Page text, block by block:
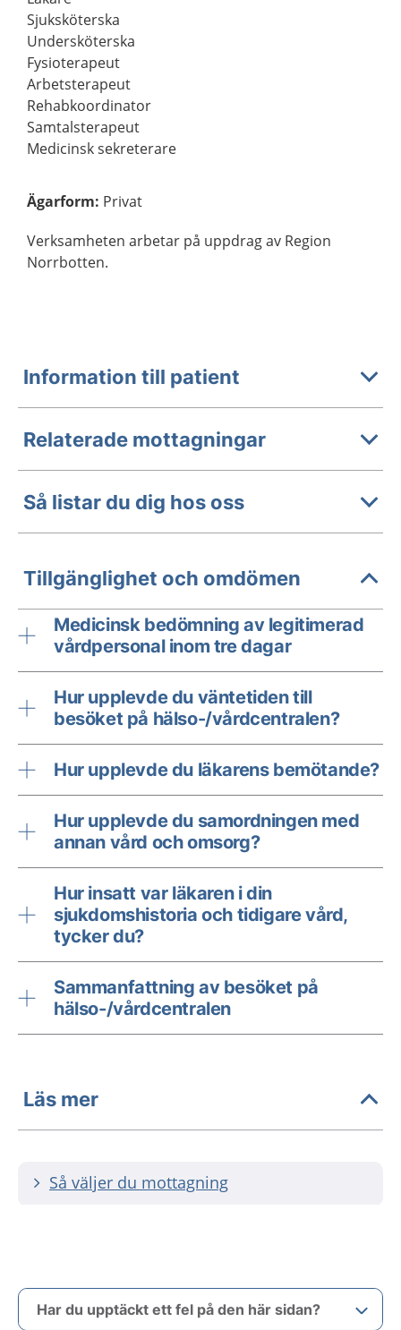
Sjuksköterska
Undersköterska
Fysioterapeut
Arbetsterapeut
Rehabkoordinator
Samtalsterapeut
Medicinsk sekreterare
Ägarform: Privat
Verksamheten arbetar på uppdrag av Region
Norrbotten.
Information till patient
Relaterade mottagningar
Så listar du dig hos oss
Tillgänglighet och omdömen
Medicinsk bedömning av legitimerad
vårdpersonal inom tre dagar
Hur upplevde du väntetiden till
besöket på hälso-/vårdcentralen?
Hur upplevde du läkarens bemötande?
Hur upplevde du samordningen med
annan vård och omsorg?
Hur insatt var läkaren i din
sjukdomshistoria och tidigare vård,
tycker du?
Sammanfattning av besöket på
hälso-/vårdcentralen
Läs mer
Så väljer du mottagning
Har du upptäckt ett fel på den här sidan?